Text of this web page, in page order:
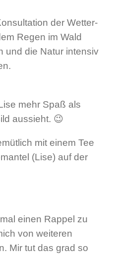
der Wetter-
Regen im Wald
und die Natur intensiv
mehr Spaß als
aussieht. 😉
mit einem Tee
(Lise) auf der
einen Rappel zu
von weiteren
Mir tut das grad so